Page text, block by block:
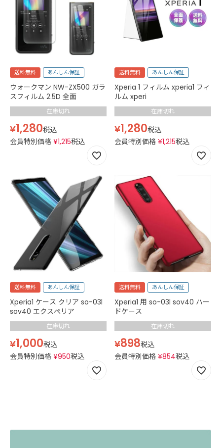
送料無料 あんしん保証
ウォークマン NW-ZX500 ガラ
スフィルム 2.5D 全面
在庫切れ
¥1,280税込
会員特別価格 ¥1,215税込
送料無料 あんしん保証
Xperia 1 フィルム xperia1 フィ
ルム xperi
在庫切れ
¥1,280税込
会員特別価格 ¥1,215税込
送料無料 あんしん保証
Xperia1 ケース クリア so-03l
sov40 エクスぺリア
在庫切れ
¥1,000税込
会員特別価格 ¥950税込
送料無料 あんしん保証
Xperia1 用 so-03l sov40 ハー
ドケース
在庫切れ
¥898税込
会員特別価格 ¥854税込